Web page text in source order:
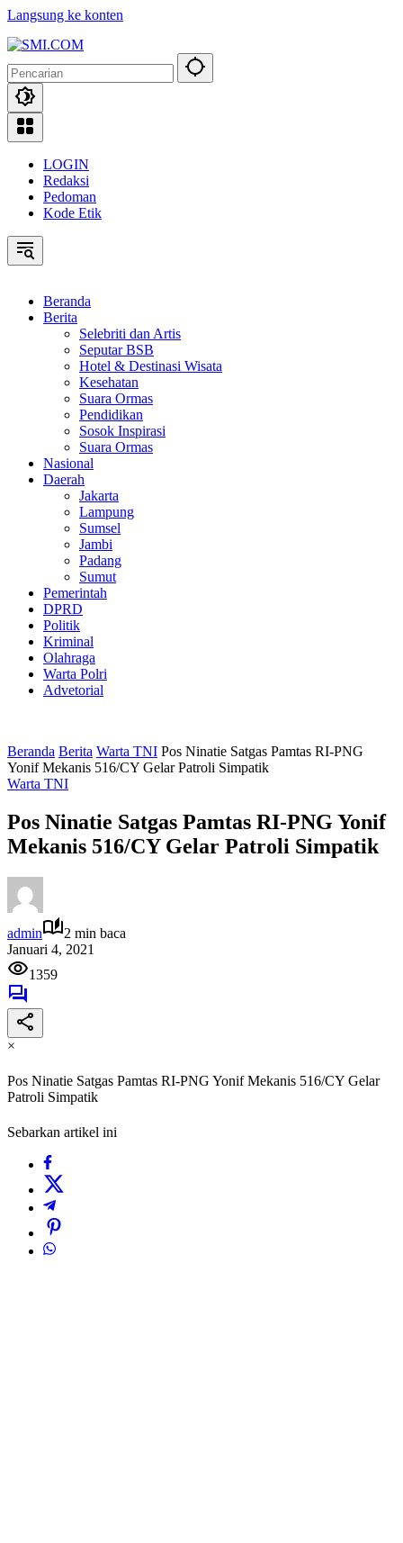
Langsung ke konten
LOGIN
Redaksi
Pedoman
Kode Etik
Beranda
Berita
Selebriti dan Artis
Seputar BSB
Hotel & Destinasi Wisata
Kesehatan
Suara Ormas
Pendidikan
Sosok Inspirasi
Suara Ormas
Nasional
Daerah
Jakarta
Lampung
Sumsel
Jambi
Padang
Sumut
Pemerintah
DPRD
Politik
Kriminal
Olahraga
Warta Polri
Advetorial
Beranda Berita Warta TNI Pos Ninatie Satgas Pamtas RI-PNG
Yonif Mekanis 516/CY Gelar Patroli Simpatik
Warta TNI
Pos Ninatie Satgas Pamtas RI-PNG Yonif
Mekanis 516/CY Gelar Patroli Simpatik
admin
2 min baca
Januari 4, 2021
1359
×
Pos Ninatie Satgas Pamtas RI-PNG Yonif Mekanis 516/CY Gelar
Patroli Simpatik
Sebarkan artikel ini